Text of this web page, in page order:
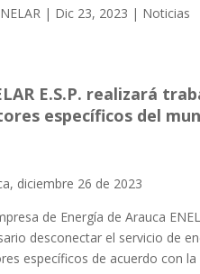
| Dic 23, 2023 | Noticias
E.S.P. realizará
específicos del
diciembre 26 de 2023
de Energía de Arauca
desconectar el servicio de
específicos de acuerdo con